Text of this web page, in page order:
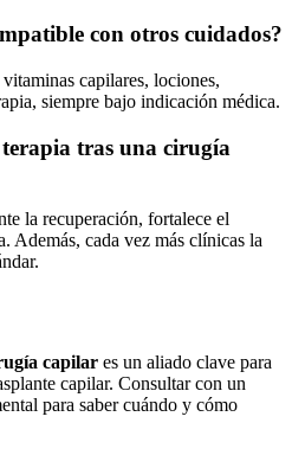
con otros cuidados?
capilares, lociones,
siempre bajo indicación médica.
tras una cirugía
la recuperación, fortalece el
Además, cada vez más clínicas la
capilar es un aliado clave para
capilar. Consultar con un
para saber cuándo y cómo